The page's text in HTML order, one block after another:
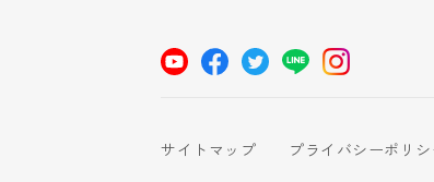
サイトマップ プライバシーポリ